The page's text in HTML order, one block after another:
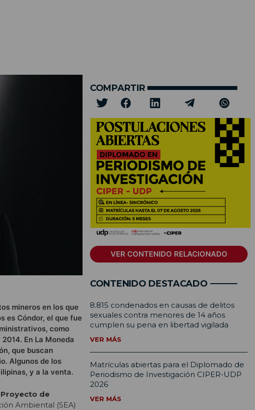
mineros en los que
es Cóndor, el que fue
como
En La Moneda
que buscan
Algunos de los
y a la venta.
Proyecto de
Ambiental (SEA)
COMPARTIR
VER CONTENIDO RELACIONADO
CONTENIDO DESTACADO
8.815 condenados en causas de delitos
sexuales contra menores de 14 años
cumplen su pena en libertad vigilada
VER MÁS
Matrículas abiertas para el Diplomado de
Periodismo de Investigación CIPER-UDP
2026
VER MÁS